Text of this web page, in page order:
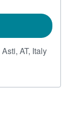
Asti, AT, Italy